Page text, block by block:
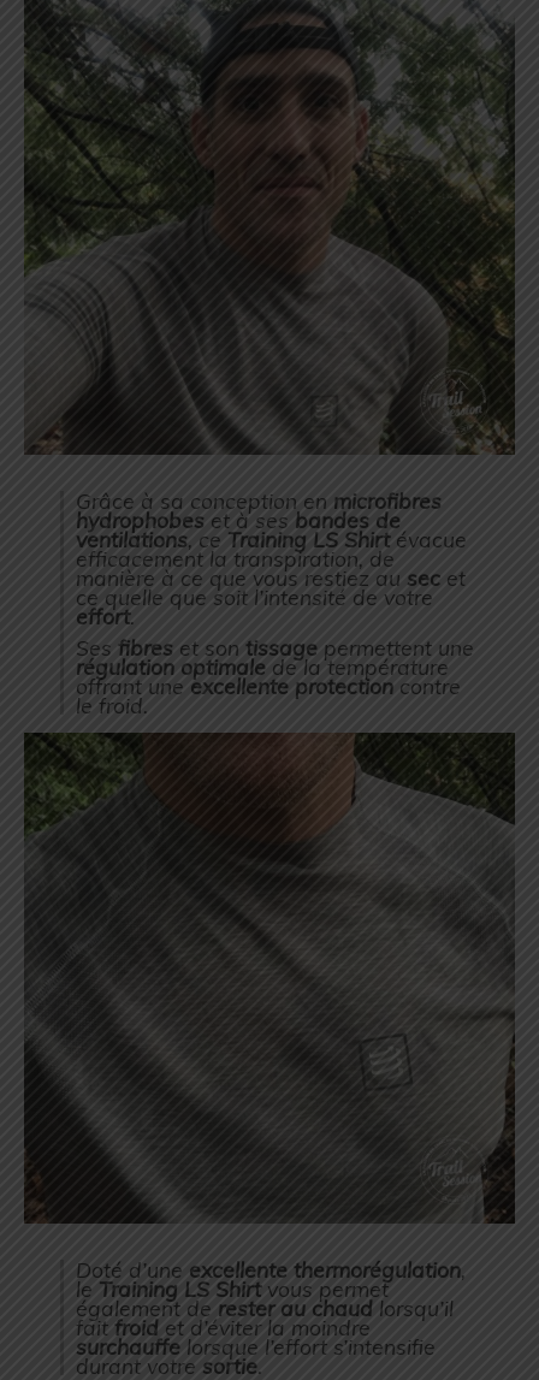
Grâce à sa conception en microfibres
hydrophobes et à ses bandes de
ventilations, ce Training LS Shirtévacue
efficacement la transpiration, de
manière à ce que vous restiez au sec et
ce quelle que soit l’intensité de votre
effort.
Ses fibres et son tissage permettent une
régulation optimale de la température
offrant une excellente protection contre
le froid.
Doté d’une excellente thermorégulation,
le Training LS Shirtvous permet
également de rester au chaud lorsqu’il
fait froid et d’éviter la moindre
surchauffe lorsque l’effort s’intensifie
durant votre sortie.